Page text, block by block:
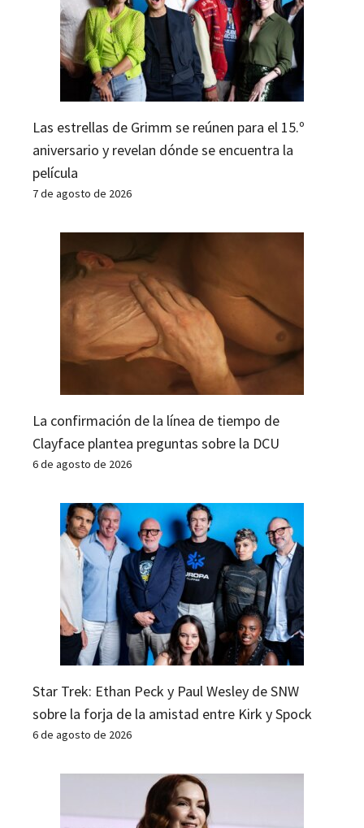
Las estrellas de Grimm se reúnen para el 15.º
aniversario y revelan dónde se encuentra la
película
7 de agosto de 2026
La confirmación de la línea de tiempo de
Clayface plantea preguntas sobre la DCU
6 de agosto de 2026
Star Trek: Ethan Peck y Paul Wesley de SNW
sobre la forja de la amistad entre Kirk y Spock
6 de agosto de 2026